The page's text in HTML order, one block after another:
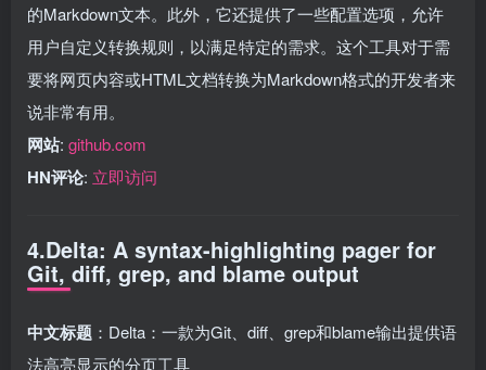
的Markdown文本。此外，它还提供了一些配置选项，允许
用户自定义转换规则，以满足特定的需求。这个工具对于需
要将网页内容或HTML文档转换为Markdown格式的开发者来
说非常有用。
网站: github.com
HN评论: 立即访问
4.Delta: A syntax-highlighting pager for
Git, diff, grep, and blame output
中文标题 ：Delta：一款为Git、diff、grep和blame输出提供语
法高亮显示的分页工具